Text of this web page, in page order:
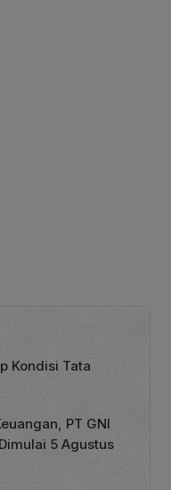
Kondisi Tata
PT GNI
5 Agustus